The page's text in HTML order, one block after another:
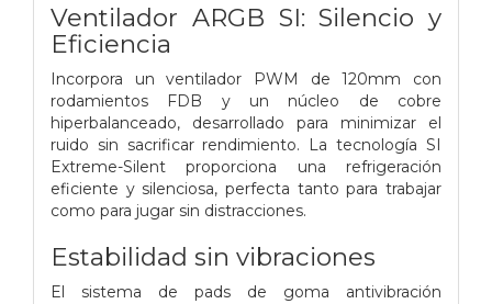
Ventilador ARGB SI: Silencio y
Eficiencia
Incorpora un ventilador PWM de 120mm con
rodamientos FDB y un núcleo de cobre
hiperbalanceado, desarrollado para minimizar el
ruido sin sacrificar rendimiento. La tecnología SI
Extreme-Silent proporciona una refrigeración
eficiente y silenciosa, perfecta tanto para trabajar
como para jugar sin distracciones.
Estabilidad sin vibraciones
El sistema de pads de goma antivibración